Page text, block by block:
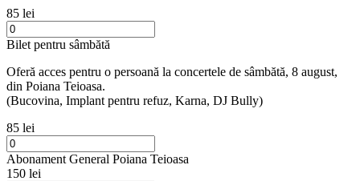
85 lei
Bilet pentru sâmbătă
Oferă acces pentru o persoană la concertele de sâmbătă, 8 august,
din Poiana Teioasa.
(Bucovina, Implant pentru refuz, Karna, DJ Bully)
85 lei
Abonament General Poiana Teioasa
150 lei